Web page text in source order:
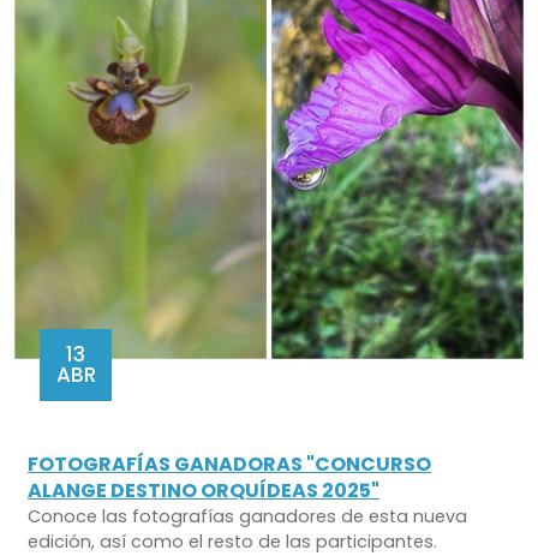
13
ABR
FOTOGRAFÍAS GANADORAS "CONCURSO
ALANGE DESTINO ORQUÍDEAS 2025"
Conoce las fotografías ganadores de esta nueva
edición, así como el resto de las participantes.